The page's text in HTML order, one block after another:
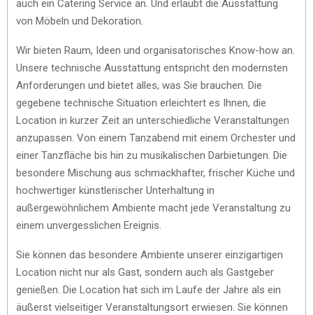
auch ein Catering Service an. Und erlaubt die Ausstattung
von Möbeln und Dekoration.
Wir bieten Raum, Ideen und organisatorisches Know-how an.
Unsere technische Ausstattung entspricht den modernsten
Anforderungen und bietet alles, was Sie brauchen. Die
gegebene technische Situation erleichtert es Ihnen, die
Location in kurzer Zeit an unterschiedliche Veranstaltungen
anzupassen. Von einem Tanzabend mit einem Orchester und
einer Tanzfläche bis hin zu musikalischen Darbietungen. Die
besondere Mischung aus schmackhafter, frischer Küche und
hochwertiger künstlerischer Unterhaltung in
außergewöhnlichem Ambiente macht jede Veranstaltung zu
einem unvergesslichen Ereignis.
Sie können das besondere Ambiente unserer einzigartigen
Location nicht nur als Gast, sondern auch als Gastgeber
genießen. Die Location hat sich im Laufe der Jahre als ein
äußerst vielseitiger Veranstaltungsort erwiesen. Sie können